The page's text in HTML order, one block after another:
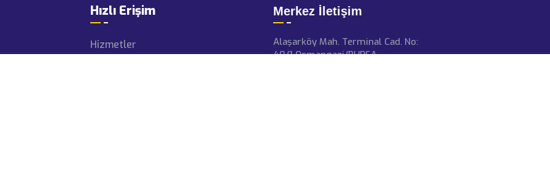
Hızlı Erişim
Hizmetler
Merkez İletişim
Alaşarköy Mah. Terminal Cad. No:
40/1 Osmangazi/BURSA